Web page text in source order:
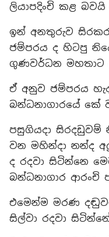
ලියාපදිංචි කළ බවයි
ඉන් අනතුරුව
ජම්පරය ද හිටපු
ගුණවර්ධන මහතාට
ඒ අනුව ජම්පරය
බන්ධනාගාරයේ කේ
පසුගියදා
වන මහින්දා නන්ද
ද රදවා සිටින්නෙ
බන්ධනාගාර ආරංචි
එමෙන්ම මරණ
සිල්වා රදවා